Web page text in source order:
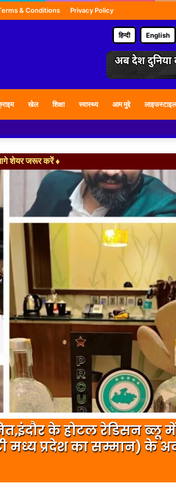
& Conditions Privacy Policy
हिन्दी English
खेल शिक्षा स्वास्थ्य आम मुद्दे लाइफस्टाइल
नमस्कार
शेयर जरूर करें ♦
के होटल रेडिसन ब्लू
मध्य प्रदेश का सम्मान) के